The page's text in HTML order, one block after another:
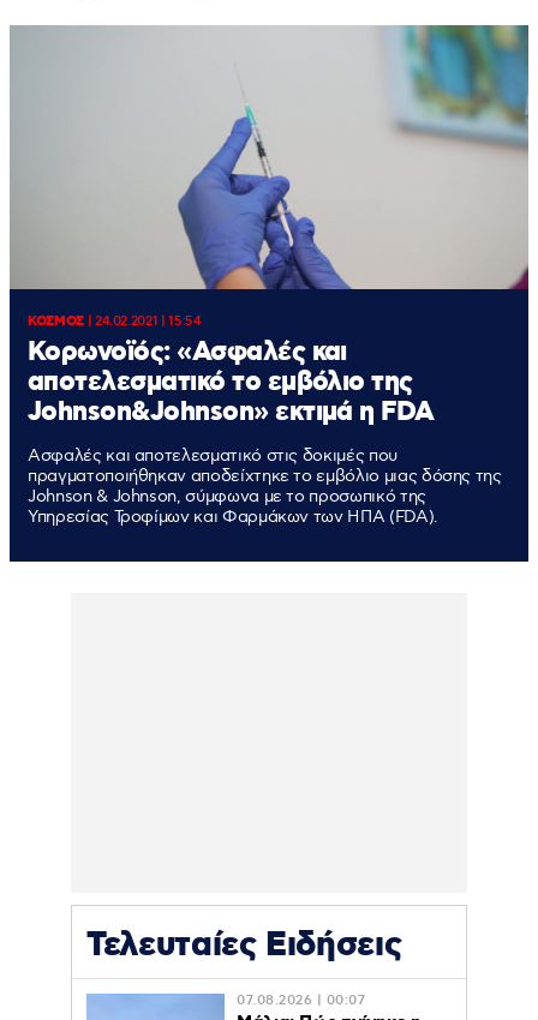
ΚΟΣΜΟΣ| 24.02.2021 | 15:54
Κορωνοϊός: «Ασφαλές και
αποτελεσματικό το εμβόλιο της
Johnson&Johnson» εκτιμά η FDA
Ασφαλές και αποτελεσματικό στις δοκιμές που
πραγματοποιήθηκαν αποδείχτηκε το εμβόλιο μιας δόσης της
Johnson & Johnson, σύμφωνα με το προσωπικό της
Υπηρεσίας Τροφίμων και Φαρμάκων των ΗΠΑ (FDA).
Τελευταίες Ειδήσεις
07.08.2026 | 00:07